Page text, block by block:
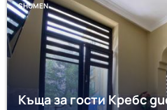
SHUMEN
Къща за гости Кребс